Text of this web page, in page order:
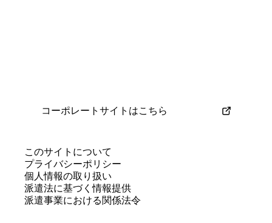
コーポレートサイトはこちら
このサイトについて
プライバシーポリシー
個人情報の取り扱い
派遣法に基づく情報提供
派遣事業における関係法令